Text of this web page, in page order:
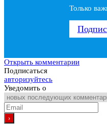
Только
Открыть комментарии
Подписаться
авторизуйтесь
Уведомить о